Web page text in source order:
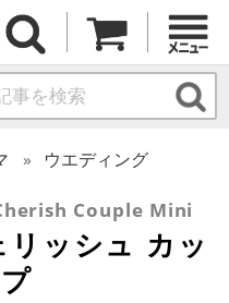
ウエディング
Couple Mini
ッシュ カッ